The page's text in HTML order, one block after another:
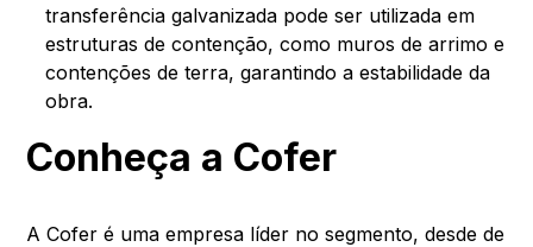
transferência galvanizada pode ser utilizada em
estruturas de contenção, como muros de arrimo e
contenções de terra, garantindo a estabilidade da
obra.
Conheça a Cofer
A Cofer é uma empresa líder no segmento, desde de